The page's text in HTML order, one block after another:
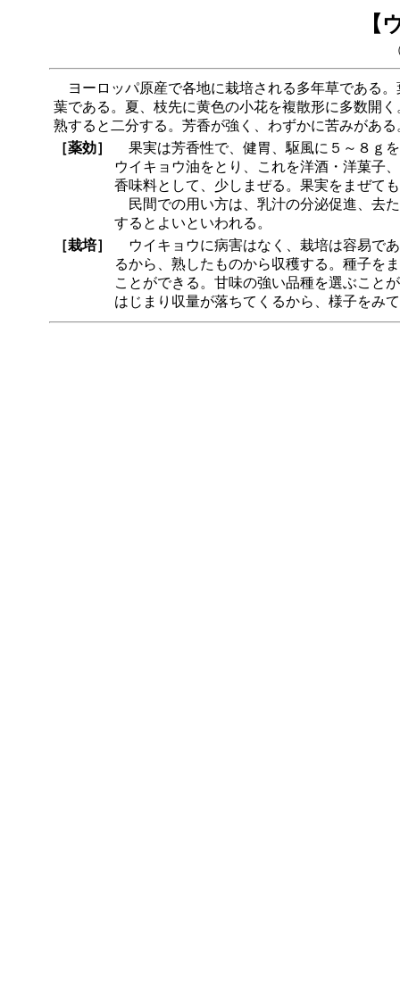
【
ヨーロッパ原産で各地に栽培される多年草である
葉である。夏、枝先に黄色の小花を複散形に多数開
熟すると二分する。芳香が強く、わずかに苦みがある
［薬効］
果実は芳香性で、健胃、駆風に５～８ｇ
ウイキョウ油をとり、これを洋酒・洋菓子
香味料として、少しまぜる。果実をまぜて
民間での用い方は、乳汁の分泌促進、去
するとよいといわれる。
［栽培］
ウイキョウに病害はなく、栽培は容易で
るから、熟したものから収穫する。種子を
ことができる。甘味の強い品種を選ぶこと
はじまり収量が落ちてくるから、様子をみ